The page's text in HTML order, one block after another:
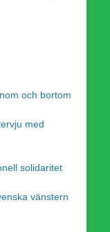
och bortom
med
solidaritet
vänstern